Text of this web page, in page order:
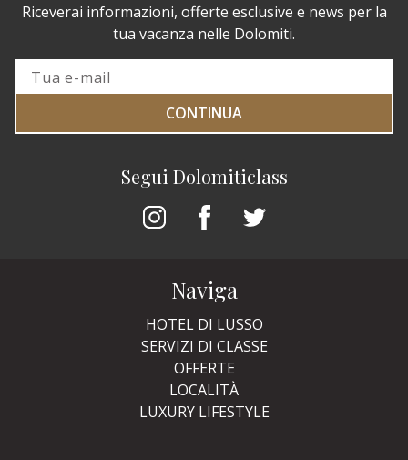
Segui Dolomiticlass
Riceverai informazioni, offerte esclusive e news per la
tua vacanza nelle Dolomiti.
CONTINUA
Naviga
HOTEL DI LUSSO
SERVIZI DI CLASSE
OFFERTE
LOCALITÀ
LUXURY LIFESTYLE